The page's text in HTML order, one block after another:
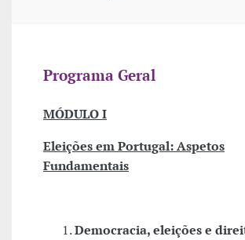
Programa Geral
MÓDULO I
Eleições em Portugal: Aspetos
Fundamentais
Democracia, eleições e